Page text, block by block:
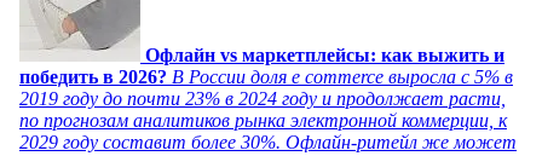
Офлайн vs маркетплейсы: как выжить и
победить в 2026? В России доля e commerce выросла с 5% в
2019 году до почти 23% в 2024 году и продолжает расти,
по прогнозам аналитиков рынка электронной коммерции, к
2029 году составит более 30%. Офлайн-ритейл же может